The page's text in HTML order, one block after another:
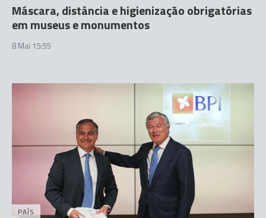
Máscara, distância e higienização obrigatórias
em museus e monumentos
8 Mai 15:55
PAÍS